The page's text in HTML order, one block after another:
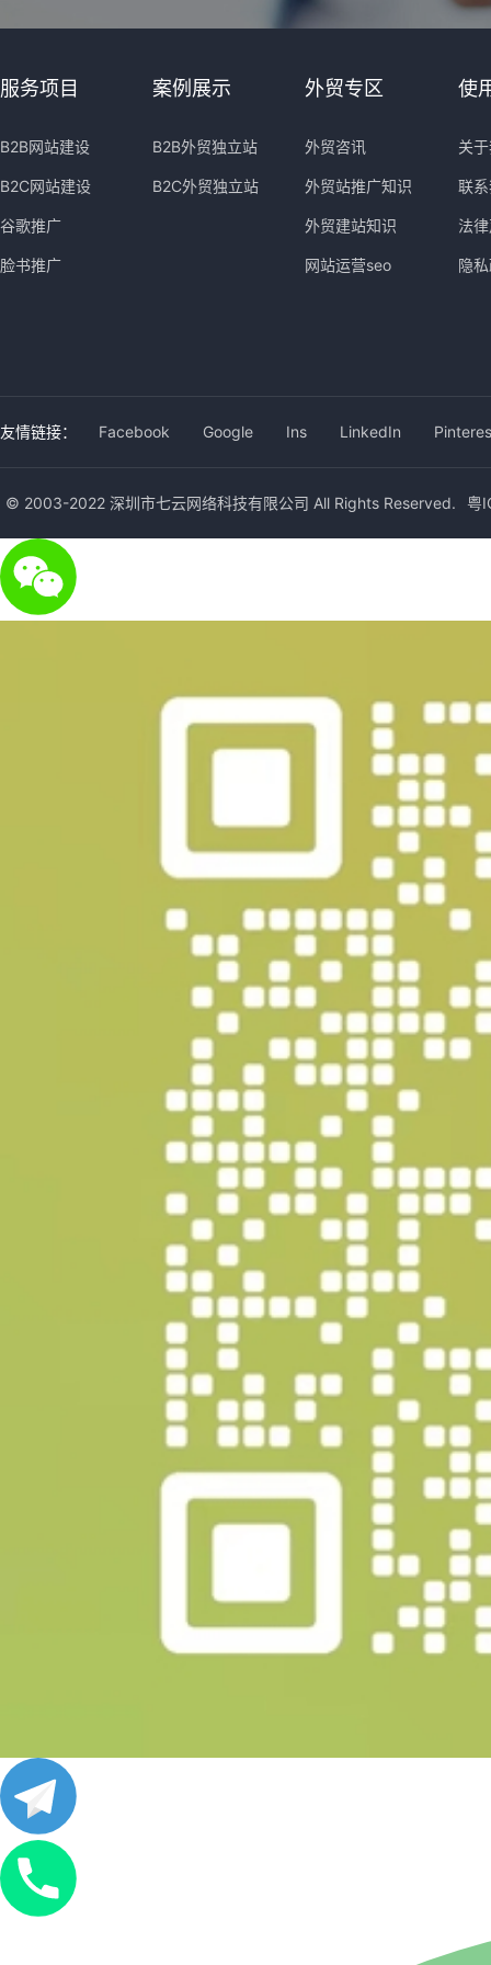
服务项目
B2B网站建设
B2C网站建设
谷歌推广
脸书推广
案例展示
B2B外贸独立站
B2C外贸独立站
外贸专区
外贸咨讯
外贸站推广知识
外贸建站知识
网站运营seo
使
关
联
法
隐
友情链接： Facebook Google Ins LinkedIn
© 2003-2022 深圳市七云网络科技有限公司 All Rights Reserved. 粤